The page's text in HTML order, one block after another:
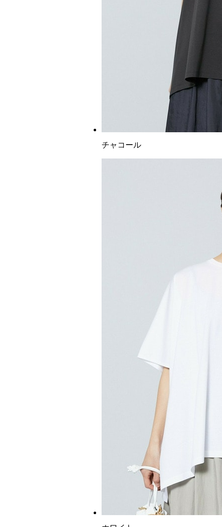
チャコール